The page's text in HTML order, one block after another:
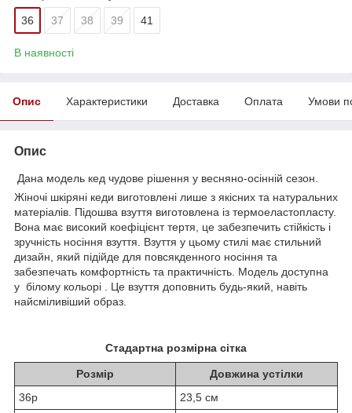
36 37 38 39 41
В наявності
Опис Характеристики Доставка Оплата Умови
Опис
Дана модель кед чудове рішення у весняно-осінній сезон.
Жіночі шкіряні кеди виготовлені лише з якісних та натуральних
матеріалів. Підошва взуття виготовлена із термоеластопласту.
Вона має високий коефіцієнт тертя, це забезпечить стійкість і
зручність носіння взуття. Взуття у цьому стилі має стильний
дизайн, який підійде для повсякденного носіння та
забезпечать комфортність та практичність. Модель доступна
у білому кольорі . Це взуття доповнить будь-який, навіть
найсміливіший образ.
Стадартна розмірна сітка
Розмір
Довжина устілки
36р
23,5 см